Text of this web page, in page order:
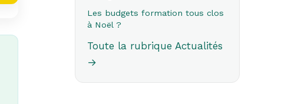
Les budgets formation tous clos
à Noël ?
Toute la rubrique Actualités
→